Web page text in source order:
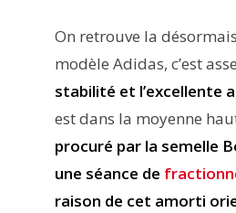
On retrouve la
modèle Adidas, c’est
stabilité et l’excellente
est dans la moyenne
procuré par la semelle
une séance de
raison de cet amorti